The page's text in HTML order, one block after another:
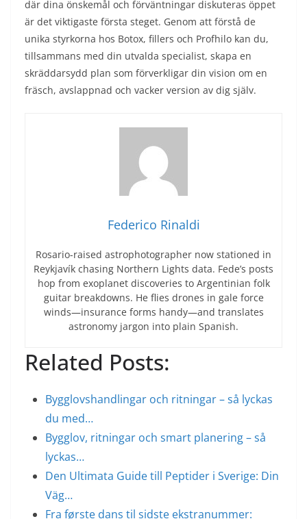
där dina önskemål och förväntningar diskuteras öppet
är det viktigaste första steget. Genom att förstå de
unika styrkorna hos Botox, fillers och Profhilo kan du,
tillsammans med din utvalda specialist, skapa en
skräddarsydd plan som förverkligar din vision om en
fräsch, avslappnad och vacker version av dig själv.
Federico Rinaldi
Rosario-raised astrophotographer now stationed in
Reykjavík chasing Northern Lights data. Fede’s posts
hop from exoplanet discoveries to Argentinian folk
guitar breakdowns. He flies drones in gale force
winds—insurance forms handy—and translates
astronomy jargon into plain Spanish.
Related Posts:
Bygglovshandlingar och ritningar – så lyckas
du med…
Bygglov, ritningar och smart planering – så
lyckas…
Den Ultimata Guide till Peptider i Sverige: Din
Väg…
Fra første dans til sidste ekstranummer: